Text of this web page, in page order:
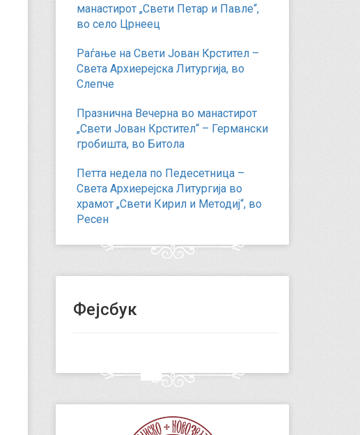
манастирот „Свети Петар и Павле“,
во село Црнеец
Раѓање на Свети Јован Крстител –
Света Архиерејска Литургија, во
Слепче
Празнична Вечерна во манастирот
„Свети Јован Крстител“ – Германски
гробишта, во Битола
Петта недела по Педесетница –
Света Архиерејска Литургија во
храмот „Свети Кирил и Методиј“, во
Ресен
Фејсбук